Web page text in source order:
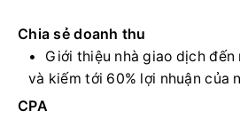
Chia sẻ doanh thu
Giới thiệu nhà giao dịch
và kiếm tới 60% lợi nhuận của
CPA